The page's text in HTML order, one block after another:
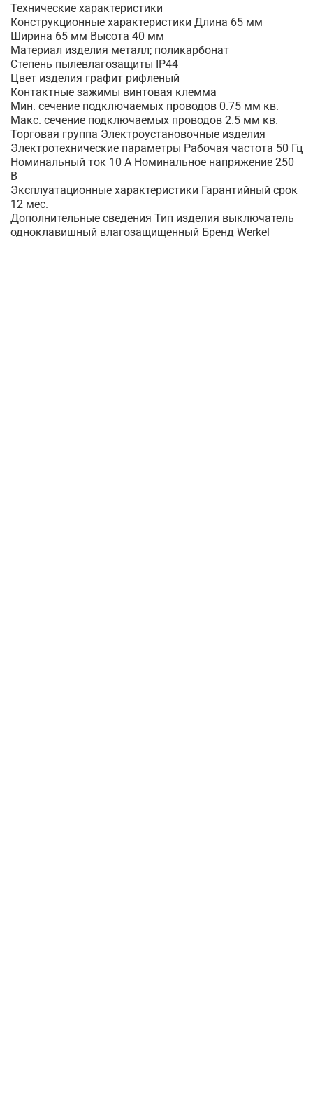
Технические характеристики
Конструкционные характеристики Длина 65 мм
Ширина 65 мм Высота 40 мм
Материал изделия металл; поликарбонат
Степень пылевлагозащиты IP44
Цвет изделия графит рифленый
Контактные зажимы винтовая клемма
Мин. сечение подключаемых проводов 0.75 мм кв.
Макс. сечение подключаемых проводов 2.5 мм кв.
Торговая группа Электроустановочные изделия
Электротехнические параметры Рабочая частота 50 Гц
Номинальный ток 10 А Номинальное напряжение 250
В
Эксплуатационные характеристики Гарантийный срок
12 мес.
Дополнительные сведения Тип изделия выключатель
одноклавишный влагозащищенный Бренд Werkel